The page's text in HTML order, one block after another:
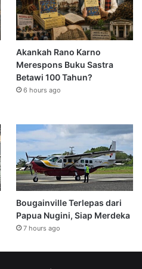
Akankah Rano Karno
Merespons Buku Sastra
Betawi 100 Tahun?
6 hours ago
Bougainville Terlepas dari
Papua Nugini, Siap Merdeka
7 hours ago